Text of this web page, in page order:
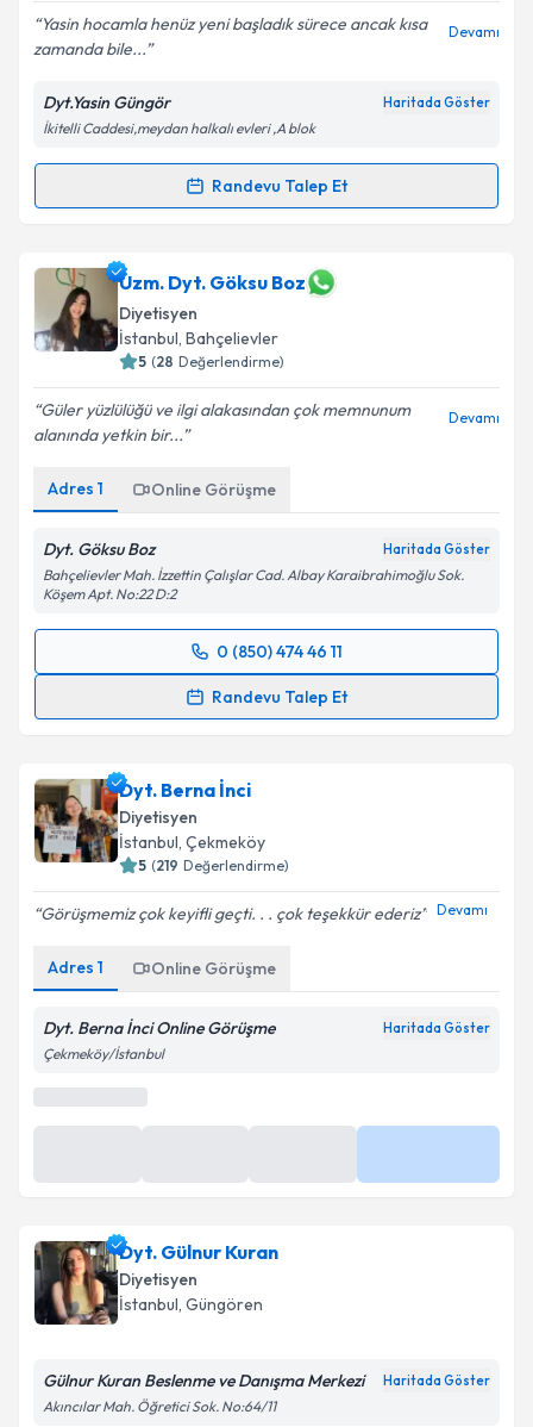
Yasin hocamla henüz yeni başladık sürece ancak kısa
zamanda bile...
Devamı
Dyt.Yasin Güngör Haritada Göster
İkitelli Caddesi,meydan halkalı evleri ,A blok
Randevu Talep Et
Randevu Takvimi Talebi
Dyt. Yasin Güngöriçin randevu takvimi talebi
oluşturun. Size bu uzmandan randevu almanız için bir
takvim hazırlandığında e-posta ile bilgilendireceğiz.
E-posta Adresiniz
Kişisel verilerimin işlenmesine ilişkin
Metni'ni okudum ve kişisel verilerimin belirtilen
Uzm. Dyt. Göksu Boz
Diyetisyen
İstanbul, Bahçelievler
5 (28 Değerlendirme)
Güler yüzlülüğü ve ilgi alakasından çok memnunum
alanında yetkin bir...
Devamı
Adres 1 Online Görüşme
Dyt. Göksu Boz Haritada Göster
Bahçelievler Mah. İzzettin Çalışlar Cad. Albay Karaibrahimoğlu Sok.
Köşem Apt. No:22 D:2
0 (850) 474 46 11
Randevu Talep Et
Randevu Takvimi Talebi
takvim hazırlandığında e-posta ile bilgilendireceğiz.
E-posta Adresiniz
Metni'ni okudum ve kişisel verilerimin belirtilen
Dyt. Berna İnci
Diyetisyen
İstanbul, Çekmeköy
5 (219 Değerlendirme)
Görüşmemiz çok keyifli geçti. . . çok teşekkür ederiz Devamı
Adres 1 Online Görüşme
Online Görüşme
Bu uzman online danışmanlık hizmeti sunmaktadır.
Dyt. Gülnur Kuran
Diyetisyen
İstanbul, Güngören
Gülnur Kuran Beslenme ve Danışma Merkezi Haritada Göster
Akıncılar Mah. Öğretici Sok. No:64/11